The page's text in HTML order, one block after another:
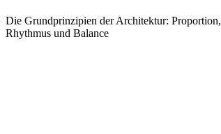
Die Grundprinzipien der Architektur: Proportion,
Rhythmus und Balance